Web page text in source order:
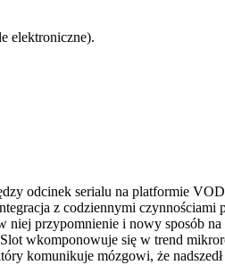
elektroniczne).
odcinek serialu na platformie
z codziennymi czynnościami
przypomnienie i nowy sposób na
wkomponowuje się w trend
komunikuje mózgowi, że